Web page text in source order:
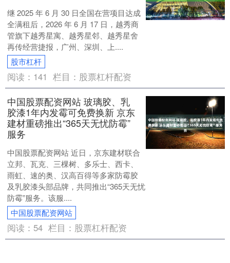
继 2025 年 6 月 30 日全国在营项目达成
全满租后，2026 年 6 月 17 日，越秀商
管旗下越秀星寓、越秀星邻、越秀星舍
再传经营捷报，广州、深圳、上....
股市杠杆
阅读： 141 栏目： 股票杠杆配资
中国股票配资网站 玻璃胶、乳
胶漆1年内发霉可免费换新 京东
建材重磅推出“365天无忧防霉”
服务
中国股票配资网站 近日，京东建材联合
立邦、瓦克、三棵树、多乐士、西卡、
雨虹、速的奥、汉高百得等多家防霉胶
及乳胶漆头部品牌，共同推出“365天无忧
防霉”服务。该服....
中国股票配资网站
阅读： 54 栏目： 股票杠杆配资